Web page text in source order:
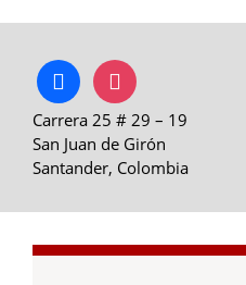
facebookinstagram
Carrera 25 # 29 – 19
San Juan de Girón
Santander, Colombia